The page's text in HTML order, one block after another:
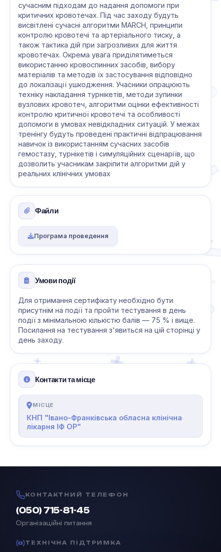
сучасним підходам до надання допомоги при
критичних кровотечах. Під час заходу будуть
висвітлені сучасні алгоритми MARCH, принципи
контролю кровотечі та артеріального тиску, а
також тактика дій при загрозливих для життя
кровотечах. Окрема увага приділятиметься
використанню кровоспинних засобів, вибору
матеріалів та методів їх застосування відповідно
до локалізації ушкодження. Учасники опрацюють
техніку накладання турнікетів, методи зупинки
вузлових кровотеч, алгоритми оцінки ефективності
контролю критичної кровотечі та особливості
допомоги в умовах невідкладних ситуацій. У межах
тренінгу будуть проведені практичні відпрацювання
навичок із використанням сучасних засобів
гемостазу, турнікетів і симуляційних сценаріїв, що
дозволить учасникам закріпити алгоритми дій у
реальних клінічних умовах
Файли
Програма проведення
Умови події
Для отримання сертифікату необхідно бути
присутнім на події та пройти тестування в день
події з мінімальною кількістю балів — 75 % і вище.
Посилання на тестування з'явиться на цій сторінці у
день заходу.
Контакти та місце
МІСЦЕ
КНП "Івано-Франківська обласна клінічна
лікарня ІФ ОР"
КОНТАКТНИЙ ТЕЛЕФОН
(050) 715-81-45
Організаційні питання
ТЕХНІЧНА ПІДТРИМКА